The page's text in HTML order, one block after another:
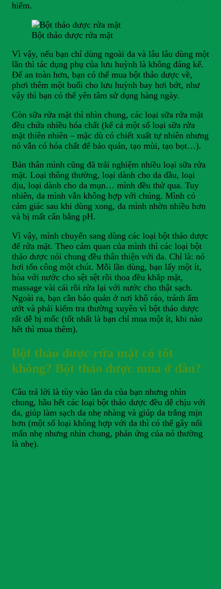
hiểm.
Bột thảo dược rửa mặt
Vì vậy, nếu bạn chỉ dùng ngoài da và lâu lâu dùng một
lần thì tác dụng phụ của lưu huỳnh là không đáng kể.
Để an toàn hơn, bạn có thể mua bột thảo dược về,
phơi thêm một buổi cho lưu huỳnh bay hơi bớt, như
vậy thì bạn có thể yên tâm sử dụng hàng ngày.
Còn sữa rửa mặt thì nhìn chung, các loại sữa rửa mặt
đều chứa nhiều hóa chất (kể cả một số loại sữa rửa
mặt thiên nhiên – mặc dù có chiết xuất tự nhiên nhưng
nó vẫn có hóa chất để bảo quản, tạo mùi, tạo bọt…).
Bản thân mình cũng đã trải nghiệm nhiều loại sữa rửa
mặt. Loại thông thường, loại dành cho da dầu, loại
dịu, loại dành cho da mụn… mình đều thử qua. Tuy
nhiên, da mình vẫn không hợp với chúng. Mình có
cảm giác sau khi dùng xong, da mình nhờn nhiều hơn
và bị mất cân bằng pH.
Vì vậy, mình chuyển sang dùng các loại bột thảo dược
để rửa mặt. Theo cảm quan của mình thì các loại bột
thảo dược nói chung đều thân thiện với da. Chỉ là: nó
hơi tốn công một chút. Mỗi lần dùng, bạn lấy một ít,
hòa với nước cho sệt sệt rồi thoa đều khắp mặt,
massage vài cái rồi rửa lại với nước cho thật sạch.
Ngoài ra, bạn cần bảo quản ở nơi khô ráo, tránh ẩm
ướt và phải kiểm tra thường xuyên vì bột thảo dược
rất dễ bị mốc (tốt nhất là bạn chỉ mua một ít, khi nào
hết thì mua thêm).
Bột thảo dược rửa mặt có tốt
không? Bột thảo dược mua ở đâu?
Câu trả lời là tùy vào làn da của bạn nhưng nhìn
chung, hầu hết các loại bột thảo dược đều dễ chịu với
da, giúp làm sạch da nhẹ nhàng và giúp da trắng mịn
hơn (một số loại không hợp với da thì có thể gây nổi
mẩn nhẹ nhưng nhìn chung, phản ứng của nó thường
là nhẹ).